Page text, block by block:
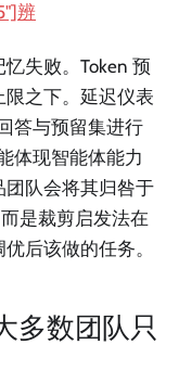
辨
失败。Token 预
之下。延迟仪表
答与预留集进行
体现智能体能力
队会将其归咎于
是裁剪启发法在
后该做的任务。
多数团队只